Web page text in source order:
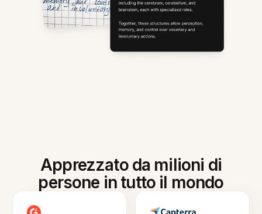
Apprezzato da milioni di
persone in tutto il mondo